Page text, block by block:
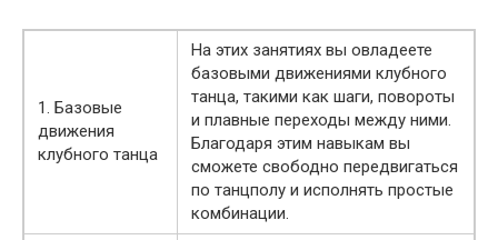
1. Базовые
движения
клубного танца
На этих занятиях вы овладеете
базовыми движениями клубного
танца, такими как шаги, повороты
и плавные переходы между ними.
Благодаря этим навыкам вы
сможете свободно передвигаться
по танцполу и исполнять простые
комбинации.